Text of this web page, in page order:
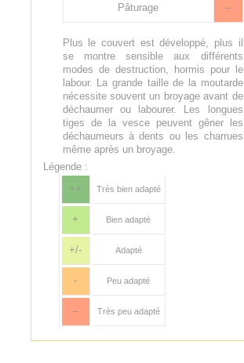
Pâturage --
Plus le couvert est développé, plus il
se montre sensible aux différents
modes de destruction, hormis pour le
labour. La grande taille de la moutarde
nécessite souvent un broyage avant de
déchaumer ou labourer. Les longues
tiges de la vesce peuvent gêner les
déchaumeurs à dents ou les charrues
même après un broyage.
Légende :
++
Très bien adapté
+ Bien adapté
+/- Adapté
- Peu adapté
-- Très peu adapté